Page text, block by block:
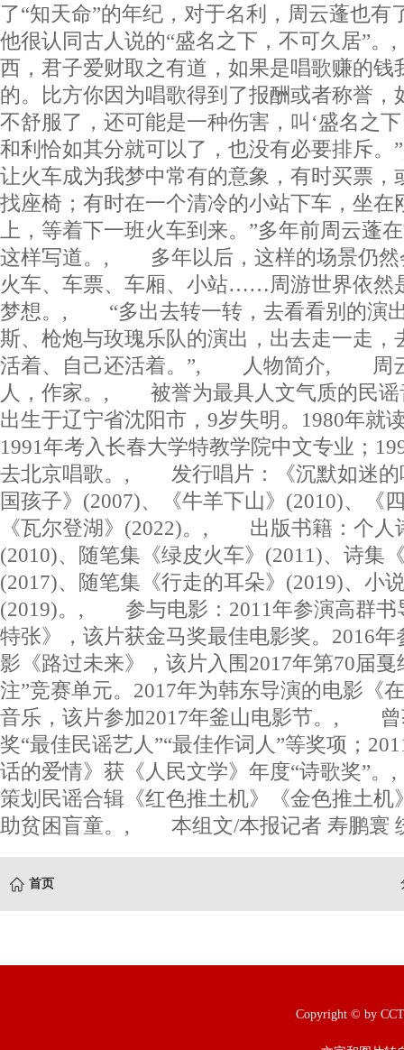
了“知天命”的年纪，对于名利，周云蓬也有
他很认同古人说的“盛名之下，不可久居”
西，君子爱财取之有道，如果是唱歌赚的钱
的。比方你因为唱歌得到了报酬或者称誉，
不舒服了，还可能是一种伤害，叫‘盛名之
和利恰如其分就可以了，也没有必要排斥
让火车成为我梦中常有的意象，有时买票，
找座椅；有时在一个清冷的小站下车，坐在
上，等着下一班火车到来。”多年前周云蓬
这样写道。, 多年以后，这样的场景仍然
火车、车票、车厢、小站……周游世界依然
梦想。, “多出去转一转，去看看别的演出
斯、枪炮与玫瑰乐队的演出，出去走一走，
活着、自己还活着。”, 人物简介, 周云
人，作家。, 被誉为最具人文气质的民
出生于辽宁省沈阳市，9岁失明。1980年就
1991年考入长春大学特教学院中文专业；
去北京唱歌。, 发行唱片：《沉默如迷的
国孩子》(2007)、《牛羊下山》(2010)、《
《瓦尔登湖》(2022)。, 出版书籍：个人
(2010)、随笔集《绿皮火车》(2011)、诗集
(2017)、随笔集《行走的耳朵》(2019)、小
(2019)。, 参与电影：2011年参演高群书
特张》，该片获金马奖最佳电影奖。2016
影《路过未来》，该片入围2017年第70届
注”竞赛单元。2017年为韩东导演的电影《
音乐，该片参加2017年釜山电影节。, 曾
奖“最佳民谣艺人”“最佳作词人”等奖项；
话的爱情》获《人民文学》年度“诗歌奖”
策划民谣合辑《红色推土机》《金色推土机
助贫困盲童。, 本组文/本报记者 寿鹏寰
首页
Copyright © by